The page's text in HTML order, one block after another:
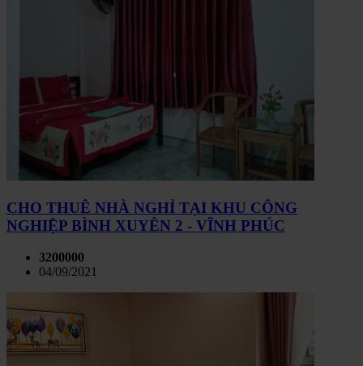
CHO THUÊ NHÀ NGHỈ TẠI KHU CÔNG
NGHIỆP BÌNH XUYÊN 2 - VĨNH PHÚC
3200000
04/09/2021